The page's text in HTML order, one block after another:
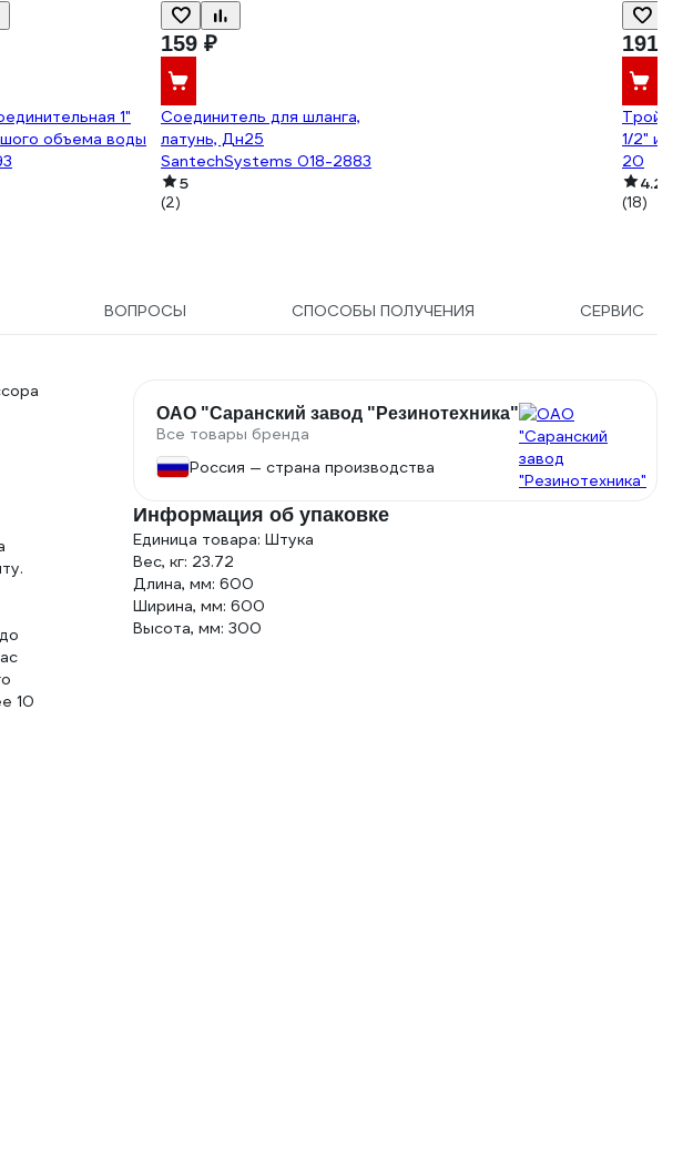
1"
объема воды
159 ₽
Соединитель для шланга,
латунь, Дн25
SantechSystems 018-2883
5
(2)
191 ₽
1/2" и 3/
20
4.2
(18)
ВОПРОСЫ СПОСОБЫ ПОЛУЧЕНИЯ СЕРВИС
10
ОАО "Саранский завод "Резинотехника"
Все товары бренда
Россия — страна производства
Информация об упаковке
Единица товара: Штука
Вес, кг: 23.72
Длина, мм: 600
Ширина, мм: 600
Высота, мм: 300